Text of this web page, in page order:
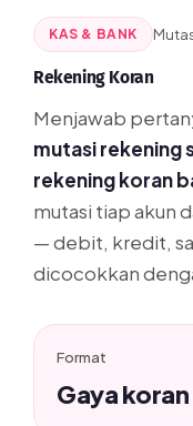
Saldo
Akhir
Ditampilkan
lengkap seluruh
KAS & BANK
Rekening Koran
Menjawab
mutasi rekening
rekening koran
mutasi tiap akun
— debit, kredit,
dicocokkan
Format
Gaya